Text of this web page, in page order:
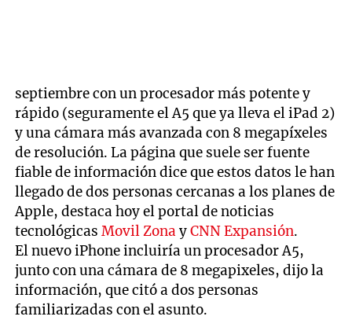
septiembre con un procesador más potente y
rápido (seguramente el A5 que ya lleva el iPad 2)
y una cámara más avanzada con 8 megapíxeles
de resolución. La página que suele ser fuente
fiable de información dice que estos datos le han
llegado de dos personas cercanas a los planes de
Apple, destaca hoy el portal de noticias
tecnológicasMovil Zona yCNN Expansión.
El nuevo iPhone incluiría un procesador A5,
junto con una cámara de 8 megapixeles, dijo la
información, que citó a dos personas
familiarizadas con el asunto.